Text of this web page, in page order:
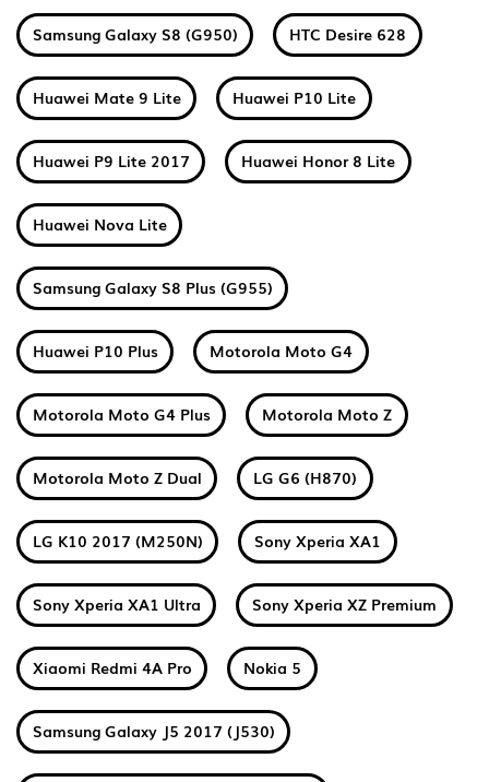
Samsung Galaxy S8 (G950) HTC Desire 628
Huawei Mate 9 Lite Huawei P10 Lite
Huawei P9 Lite 2017 Huawei Honor 8 Lite
Huawei Nova Lite
Samsung Galaxy S8 Plus (G955)
Huawei P10 Plus Motorola Moto G4
Motorola Moto G4 Plus Motorola Moto Z
Motorola Moto Z Dual LG G6 (H870)
LG K10 2017 (M250N) Sony Xperia XA1
Sony Xperia XA1 Ultra Sony Xperia XZ Premium
Xiaomi Redmi 4A Pro Nokia 5
Samsung Galaxy J5 2017 (J530)